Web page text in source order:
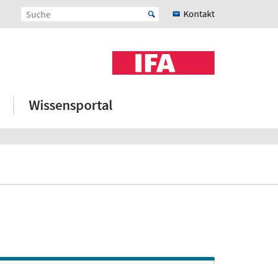
Kontakt
Wissensportal